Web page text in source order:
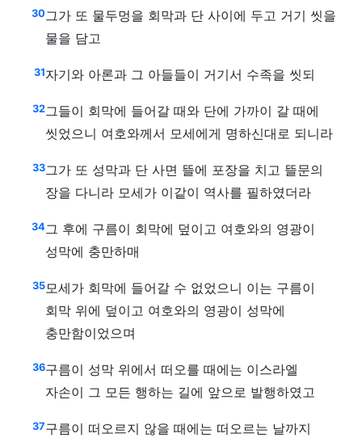
30그가 또 물두멍을 회막과 단 사이에 두고 거기 씻을
물을 담고
31자기와 아론과 그 아들들이 거기서 수족을 씻되
32그들이 회막에 들어갈 때와 단에 가까이 갈 때에
씻었으니 여호와께서 모세에게 명하신대로 되니라
33그가 또 성막과 단 사면 뜰에 포장을 치고 뜰문의
장을 다니라 모세가 이같이 역사를 필하였더라
34그 후에 구름이 회막에 덮이고 여호와의 영광이
성막에 충만하매
35모세가 회막에 들어갈 수 없었으니 이는 구름이
회막 위에 덮이고 여호와의 영광이 성막에
충만함이었으며
36구름이 성막 위에서 떠오를 때에는 이스라엘
자손이 그 모든 행하는 길에 앞으로 발행하였고
37구름이 떠오르지 않을 때에는 떠오르는 날까지